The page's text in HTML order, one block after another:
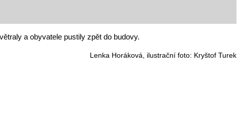
a obyvatele pustily zpět do budovy.
Lenka Horáková, ilustrační foto: Kryštof Turek